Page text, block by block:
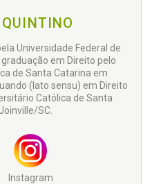
Universidade Federal de
em Direito pelo
de Santa Catarina em
(lato sensu) em Direito
Católica de Santa
SC.
Instagram